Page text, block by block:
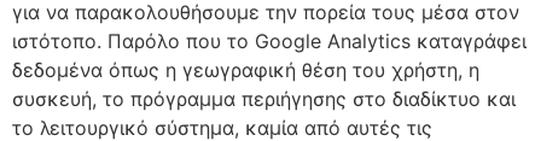
για να παρακολουθήσουμε την πορεία τους μέσα στον
ιστότοπο. Παρόλο που το Google Analytics καταγράφει
δεδομένα όπως η γεωγραφική θέση του χρήστη, η
συσκευή, το πρόγραμμα περιήγησης στο διαδίκτυο και
το λειτουργικό σύστημα, καμία από αυτές τις